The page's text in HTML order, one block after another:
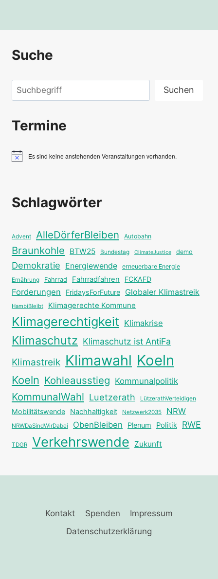
Suche
Suchen Suchen
Termine
HinweisEs sind keine anstehenden Veranstaltungen vorhanden.
Schlagwörter
Advent AlleDörferBleiben Autobahn
Braunkohle BTW25 Bundestag ClimateJustice demo
Demokratie Energiewende erneuerbare Energie
Ernährung Fahrrad Fahrradfahren FCKAFD
Forderungen FridaysForFuture Globaler Klimastreik
HambiBleibt Klimagerechte Kommune
Klimagerechtigkeit Klimakrise
Klimaschutz Klimaschutz ist AntiFa
Klimastreik Klimawahl Koeln
Koeln Kohleausstieg Kommunalpolitik
KommunalWahl Luetzerath LützerathVerteidigen
Mobilitätswende Nachhaltigkeit Netzwerk2035 NRW
NRWDaSindWirDabei ObenBleiben Plenum Politik RWE
TDGR Verkehrswende Zukunft
Kontakt Spenden
Impressum
Datenschutzerklärung